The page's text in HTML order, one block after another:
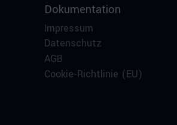
Dokumentation
Impressum
Datenschutz
AGB
Cookie-Richtlinie (EU)